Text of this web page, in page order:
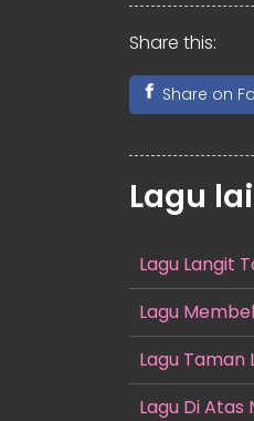
Share this:
Share on
Lagu
Lagu Langit
Lagu
Lagu Taman
Lagu Di Atas